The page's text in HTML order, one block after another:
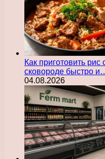
Как приготовить
сковороде быстро
04.08.2026